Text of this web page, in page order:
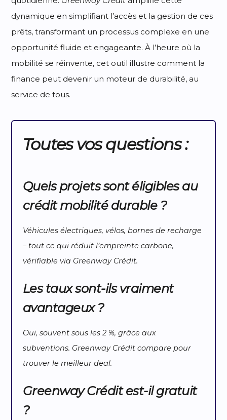
dynamique en simplifiant l’accès et la gestion de ces
prêts, transformant un processus complexe en une
opportunité fluide et engageante. À l’heure où la
mobilité se réinvente, cet outil illustre comment la
finance peut devenir un moteur de durabilité, au
service de tous.
Toutes vos questions :
Quels projets sont éligibles au
crédit mobilité durable ?
Véhicules électriques, vélos, bornes de recharge
– tout ce qui réduit l’empreinte carbone,
vérifiable via Greenway Crédit.
Les taux sont-ils vraiment
avantageux ?
Oui, souvent sous les 2 %, grâce aux
subventions. Greenway Créditcompare pour
trouver le meilleur deal.
Greenway Crédit est-il gratuit
?